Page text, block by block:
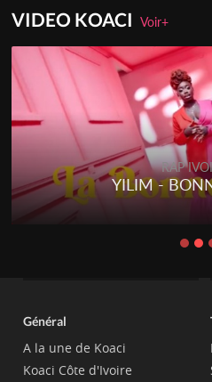
VIDEO KOACIVoir+
RAP
YILIM -
Général
A la une de Koaci
Koaci Côte d'Ivoire